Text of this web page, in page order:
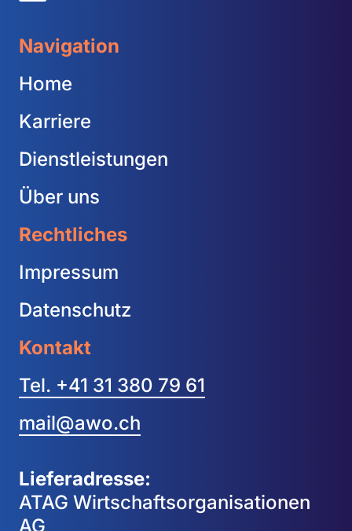
Navigation
Home
Karriere
Dienstleistungen
Über uns
Rechtliches
Impressum
Datenschutz
Kontakt
Tel. +41 31 380 79 61
mail@awo.ch
Lieferadresse:
ATAG Wirtschaftsorganisationen
AG